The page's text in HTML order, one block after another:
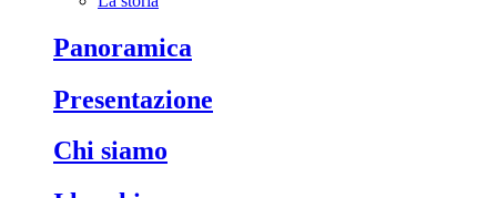
panoramica
presentazione
chi siamo